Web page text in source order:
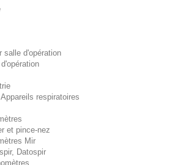
salle d'opération
respiratoires
et pince-nez
Mir
Datospir